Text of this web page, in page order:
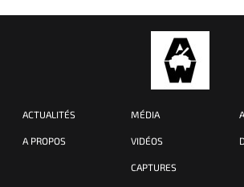
ACTUALITÉS
A PROPOS
MÉDIA
VIDÉOS
CAPTURES